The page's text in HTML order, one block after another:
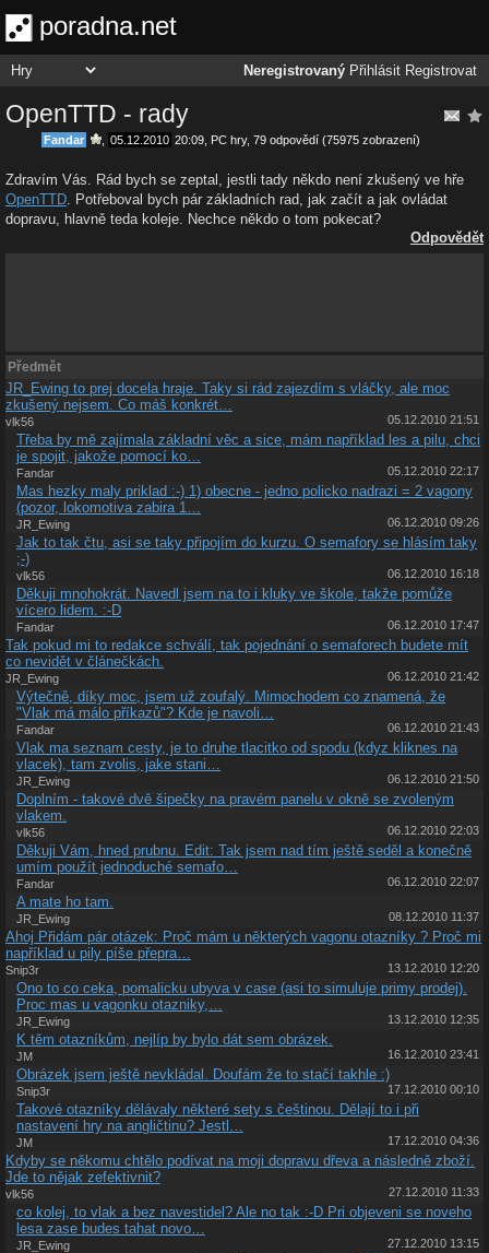
poradna.net
Neregistrovaný Přihlásit Registrovat
OpenTTD - rady
Fandar 05.12.2010 20:09 PC hry, 79 odpovědí (75975 zobrazení)
Zdravím Vás. Rád bych se zeptal, jestli tady někdo není zkušený ve hře
OpenTTD. Potřeboval bych pár základních rad, jak začít a jak ovládat
dopravu, hlavně teda koleje. Nechce někdo o tom pokecat?
Odpovědět
Předmět
JR_Ewing to prej docela hraje. Taky si rád zajezdím s vláčky, ale moc
zkušený nejsem. Co máš konkrét…
vlk56 05.12.2010 21:51
Třeba by mě zajímala základní věc a sice, mám například les a pilu, chci
je spojit, jakože pomocí ko…
Fandar 05.12.2010 22:17
Mas hezky maly priklad :-) 1) obecne - jedno policko nadrazi = 2 vagony
(pozor, lokomotiva zabira 1…
JR_Ewing 06.12.2010 09:26
Jak to tak čtu, asi se taky připojím do kurzu. O semafory se hlásím taky
;-)
vlk56 06.12.2010 16:18
Děkuji mnohokrát. Navedl jsem na to i kluky ve škole, takže pomůže
vícero lidem. :-D
Fandar 06.12.2010 17:47
Tak pokud mi to redakce schválí, tak pojednání o semaforech budete mít
co nevidět v článečkách.
JR_Ewing 06.12.2010 21:42
Výtečně, díky moc, jsem už zoufalý. Mimochodem co znamená, že
"Vlak má málo příkazů"? Kde je navoli…
Fandar 06.12.2010 21:43
Vlak ma seznam cesty, je to druhe tlacitko od spodu (kdyz kliknes na
vlacek), tam zvolis, jake stani…
JR_Ewing 06.12.2010 21:50
Doplním - takové dvě šipečky na pravém panelu v okně se zvoleným
vlakem.
vlk56 06.12.2010 22:03
Děkuji Vám, hned prubnu. Edit: Tak jsem nad tím ještě seděl a konečně
umím použít jednoduché semafo…
Fandar 06.12.2010 22:07
A mate ho tam.
JR_Ewing 08.12.2010 11:37
Ahoj Přidám pár otázek: Proč mám u některých vagonu otazníky ? Proč mi
například u pily píše přepra…
Snip3r 13.12.2010 12:20
Ono to co ceka, pomalicku ubyva v case (asi to simuluje primy prodej).
Proc mas u vagonku otazniky,…
JR_Ewing 13.12.2010 12:35
K těm otazníkům, nejlíp by bylo dát sem obrázek.
JM 16.12.2010 23:41
Obrázek jsem ještě nevkládal. Doufám že to stačí takhle :)
Snip3r 17.12.2010 00:10
Takové otazníky dělávaly některé sety s češtinou. Dělají to i při
nastavení hry na angličtinu? Jestl…
JM 17.12.2010 04:36
Kdyby se někomu chtělo podívat na moji dopravu dřeva a následně zboží.
Jde to nějak zefektivnit?
vlk56 27.12.2010 11:33
co kolej, to vlak a bez navestidel? Ale no tak :-D Pri objeveni se noveho
lesa zase budes tahat novo…
JR_Ewing 27.12.2010 13:15